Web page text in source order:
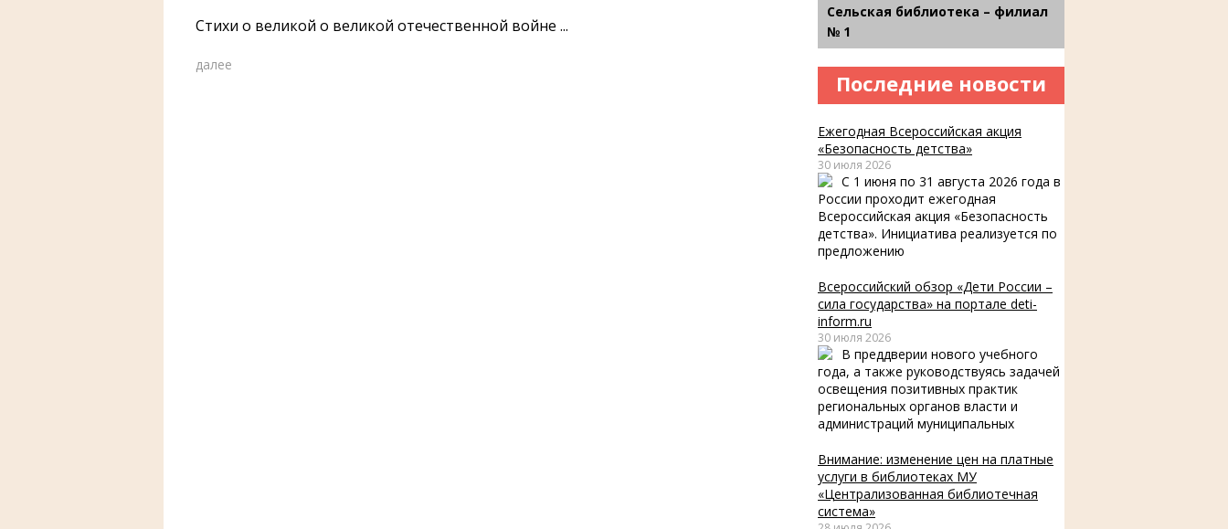
Стихи о великой о великой отечественной войне ...
далее
Сельская библиотека – филиал
№ 1
Последние новости
Ежегодная Всероссийская акция
«Безопасность детства»
30 июля 2026
С 1 июня по 31 августа 2026 года в
России проходит ежегодная
Всероссийская акция «Безопасность
детства». Инициатива реализуется по
предложению
Всероссийский обзор «Дети России –
сила государства» на портале deti-
inform.ru
30 июля 2026
В преддверии нового учебного
года, а также руководствуясь задачей
освещения позитивных практик
региональных органов власти и
администраций муниципальных
Внимание: изменение цен на платные
услуги в библиотеках МУ
«Централизованная библиотечная
система»